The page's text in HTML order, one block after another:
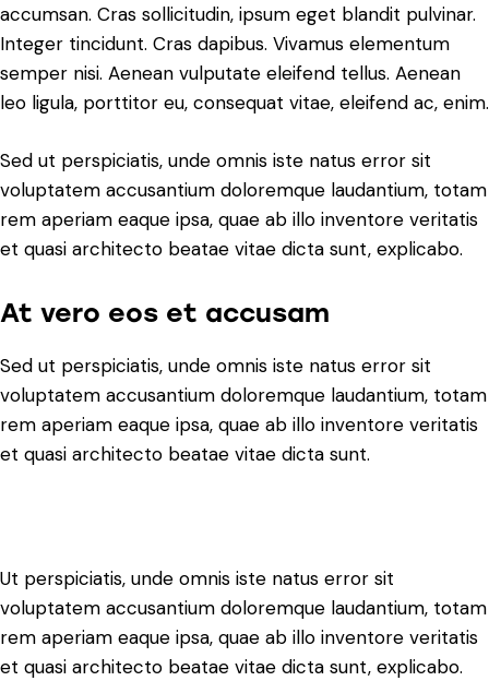
accumsan. Cras sollicitudin, ipsum eget blandit pulvinar.
Integer tincidunt. Cras dapibus. Vivamus elementum
semper nisi. Aenean vulputate eleifend tellus. Aenean
leo ligula, porttitor eu, consequat vitae, eleifend ac, enim.
Sed ut perspiciatis, unde omnis iste natus error sit
voluptatem accusantium doloremque laudantium, totam
rem aperiam eaque ipsa, quae ab illo inventore veritatis
et quasi architecto beatae vitae dicta sunt, explicabo.
At vero eos et accusam
Sed ut perspiciatis, unde omnis iste natus error sit
voluptatem accusantium doloremque laudantium, totam
rem aperiam eaque ipsa, quae ab illo inventore veritatis
et quasi architecto beatae vitae dicta sunt.
Ut perspiciatis, unde omnis iste natus error sit
voluptatem accusantium doloremque laudantium, totam
rem aperiam eaque ipsa, quae ab illo inventore veritatis
et quasi architecto beatae vitae dicta sunt, explicabo.